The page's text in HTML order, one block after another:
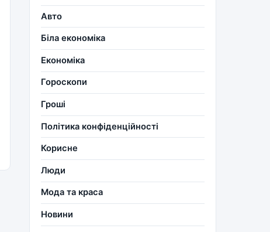
Авто
Біла економіка
Економіка
Гороскопи
Гроші
Політика конфіденційності
Корисне
Люди
Мода та краса
Новини